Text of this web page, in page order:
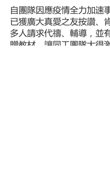
自團隊因應疫情全力加速
已獲廣大真愛之友按讚、
多人請求代禱、輔導，並
贈教材，讓同工團隊大得